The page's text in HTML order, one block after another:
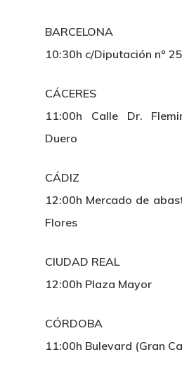
BARCELONA
10:30h c/Diputación nº
CÁCERES
11:00h Calle Dr.
Duero
CÁDIZ
12:00h Mercado de
Flores
CIUDAD REAL
12:00h Plaza Mayor
CÓRDOBA
11:00h Bulevard (Gran